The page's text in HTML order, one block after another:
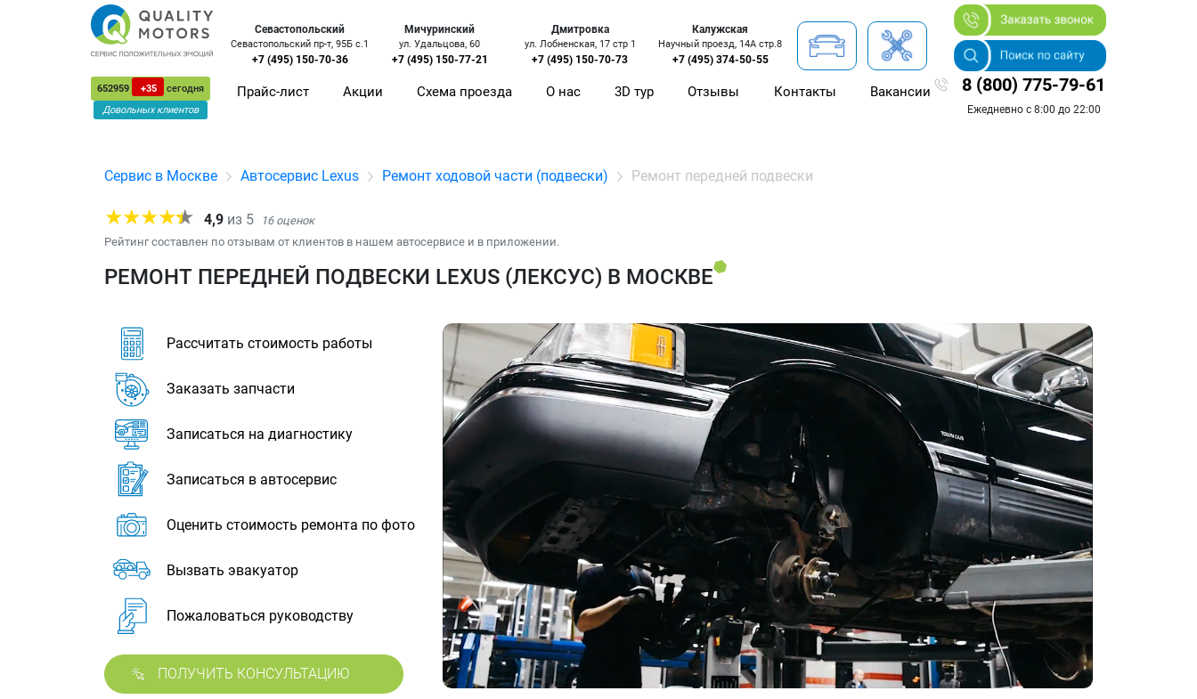
652959 +35
сегодня
Довольных клиентов
Севастопольский
Севастопольский пр-т, 95Б с.1
+7 (495) 150-70-36
Мичуринский
ул. Удальцова, 60
+7 (495) 150-77-21
Дмитровка
ул. Лобненская, 17 стр 1
+7 (495) 150-70-73
Калужская
Научный проезд, 14А стр.8
+7 (495) 374-50-55
Прайс-лист Акции Схема проезда О нас 3D тур Отзывы Контакты Вакансии 8 (800) 775-79-61
Ежедневно с 8:00 до 22:00
Сервис в Москве Автосервис Lexus Ремонт ходовой части (подвески) Ремонт передней подвески
4,9 из 5 16оценок
Рейтинг составлен по отзывам от клиентов в нашем автосервисе и в приложении.
РЕМОНТ ПЕРЕДНЕЙ ПОДВЕСКИ LEXUS (ЛЕКСУС) В МОСКВЕ
Рассчитать стоимость работы
Заказать запчасти
Записаться на диагностику
Записаться в автосервис
Оценить стоимость ремонта по фото
Вызвать эвакуатор
Пожаловаться руководству
ПОЛУЧИТЬ КОНСУЛЬТАЦИЮ